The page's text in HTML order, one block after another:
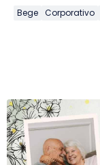
Bege Corporativo